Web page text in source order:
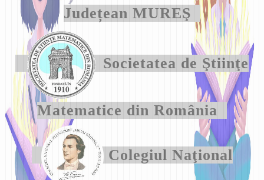
Județean MUREŞ
Societatea de Ştiinţe
Matematice din România
Colegiul Naţional